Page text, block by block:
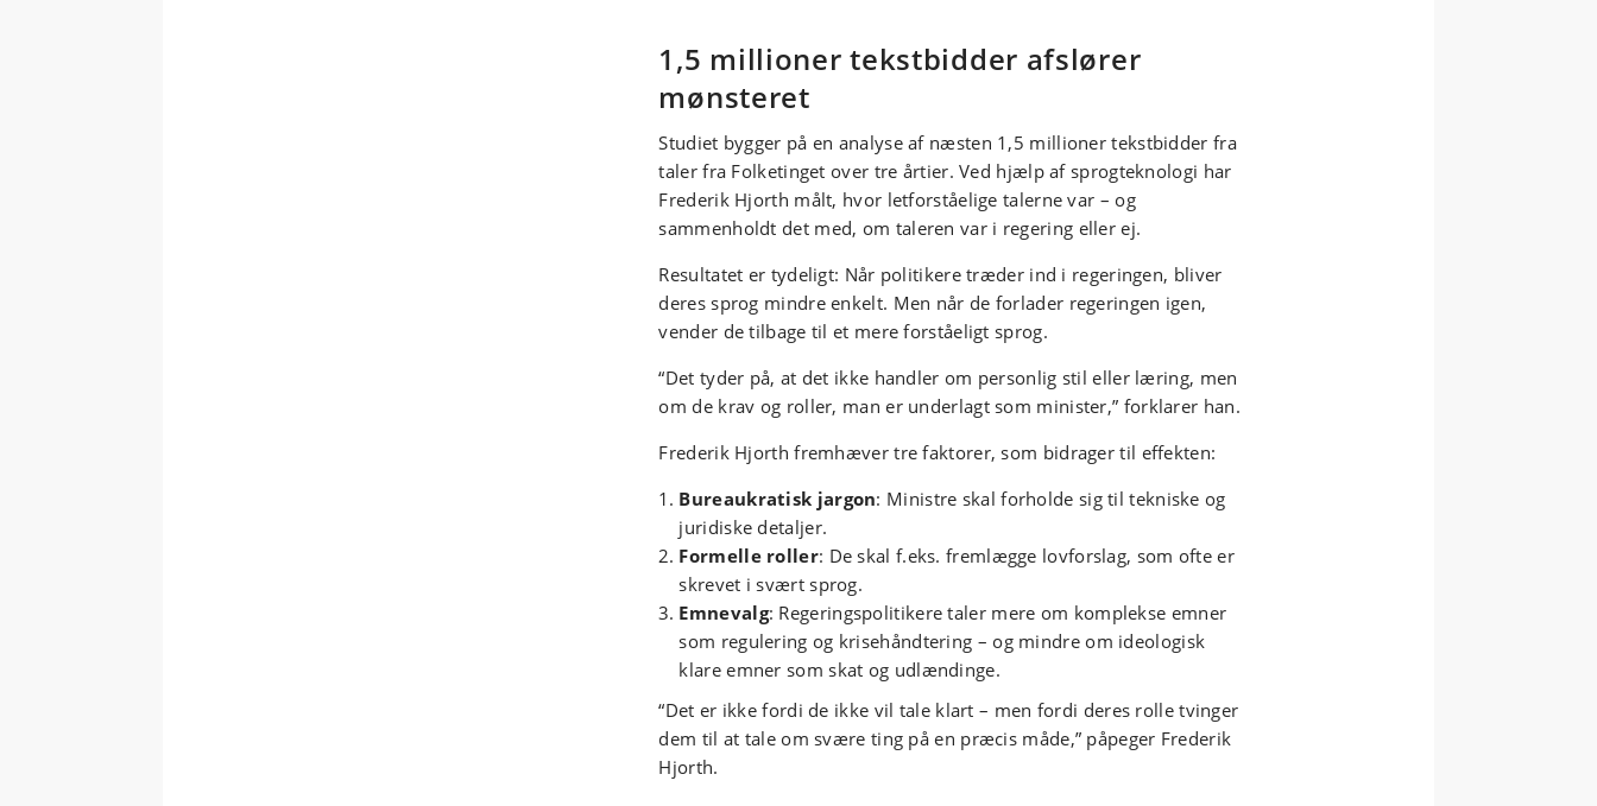
1,5 millioner tekstbidder afslører
mønsteret
Studiet bygger på en analyse af næsten 1,5 millioner tekstbidder fra
taler fra Folketinget over tre årtier. Ved hjælp af sprogteknologi har
Frederik Hjorth målt, hvor letforståelige talerne var – og
sammenholdt det med, om taleren var i regering eller ej.
Resultatet er tydeligt: Når politikere træder ind i regeringen, bliver
deres sprog mindre enkelt. Men når de forlader regeringen igen,
vender de tilbage til et mere forståeligt sprog.
“Det tyder på, at det ikke handler om personlig stil eller læring, men
om de krav og roller, man er underlagt som minister,” forklarer han.
Frederik Hjorth fremhæver tre faktorer, som bidrager til effekten:
Bureaukratisk jargon: Ministre skal forholde sig til tekniske og
juridiske detaljer.
Formelle roller: De skal f.eks. fremlægge lovforslag, som ofte er
skrevet i svært sprog.
Emnevalg: Regeringspolitikere taler mere om komplekse emner
som regulering og krisehåndtering – og mindre om ideologisk
klare emner som skat og udlændinge.
“Det er ikke fordi de ikke vil tale klart – men fordi deres rolle tvinger
dem til at tale om svære ting på en præcis måde,” påpeger Frederik
Hjorth.